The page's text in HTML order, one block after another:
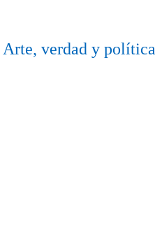
Arte, verdad y política